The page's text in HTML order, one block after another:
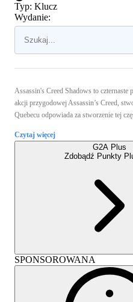
Typ: Klucz
Wydanie:
Assassin's Creed Shadows to czternaste
akcji przygodowej Assassin’s Creed,
Quebecu odpowiada za stworzenie tej
Czytaj więcej
G2A Plus
Zdobądź Punkty
SPONSOROWANA